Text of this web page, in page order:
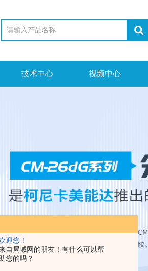
迎您！
自局域网的朋友！有什么可以帮
您的吗？
技术中心 视频中心